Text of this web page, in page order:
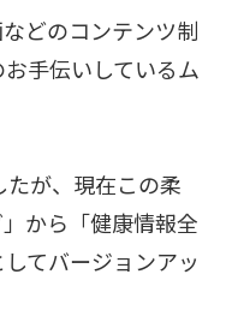
どのコンテンツ制
手伝いしているム
が、現在この柔
から「健康情報全
てバージョンアッ